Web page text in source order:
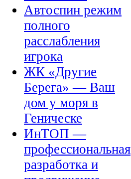
Автоспин режим
полного
расслабления
игрока
ЖК «Другие
Берега» — Ваш
дом у моря в
Геническе
ИнТОП —
профессиональная
разработка и